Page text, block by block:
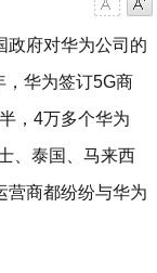
政府对华为公司的
，华为签订5G商
，4万多个华为
、泰国、马来西
营商都纷纷与华为